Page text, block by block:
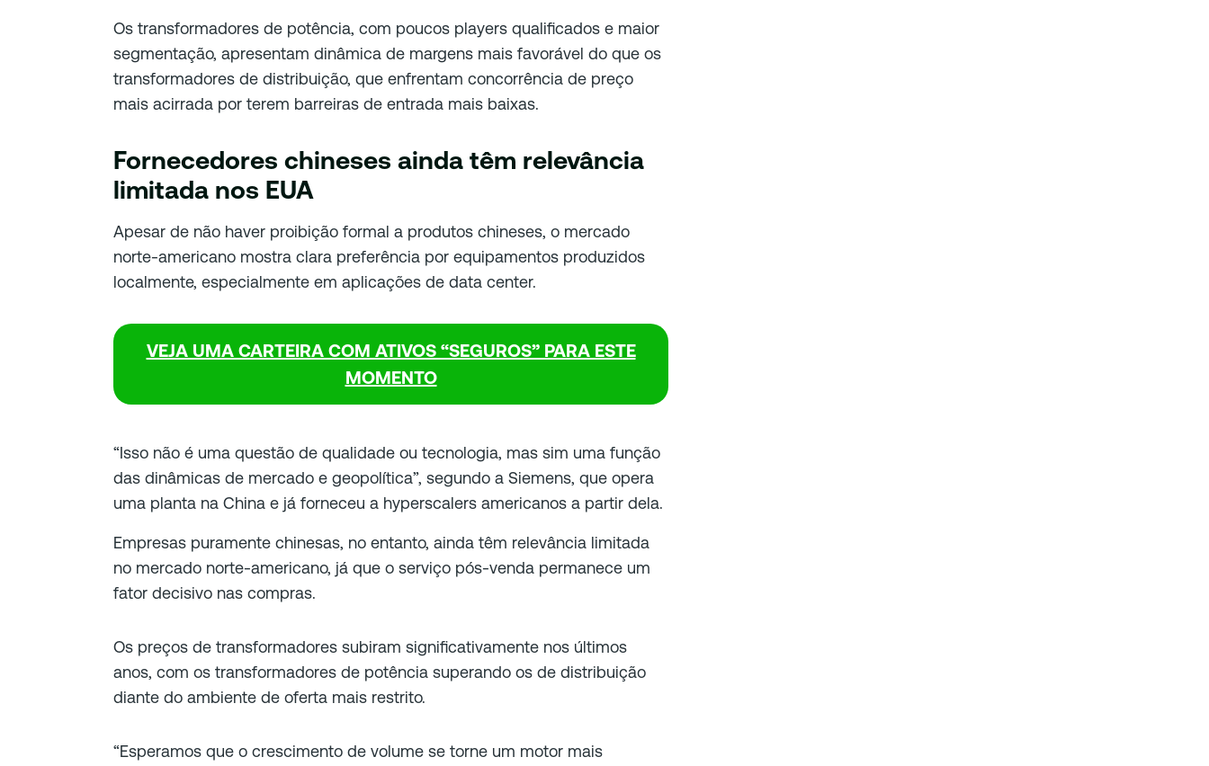
Os transformadores de potência, com poucos players qualificados e maior
segmentação, apresentam dinâmica de margens mais favorável do que os
transformadores de distribuição, que enfrentam concorrência de preço
mais acirrada por terem barreiras de entrada mais baixas.
Fornecedores chineses ainda têm relevância
limitada nos EUA
Apesar de não haver proibição formal a produtos chineses, o mercado
norte-americano mostra clara preferência por equipamentos produzidos
localmente, especialmente em aplicações de data center.
VEJA UMA CARTEIRA COM ATIVOS “SEGUROS” PARA ESTE
MOMENTO
“Isso não é uma questão de qualidade ou tecnologia, mas sim uma função
das dinâmicas de mercado e geopolítica”, segundo a Siemens, que opera
uma planta na China e já forneceu a hyperscalers americanos a partir dela.
Empresas puramente chinesas, no entanto, ainda têm relevância limitada
no mercado norte-americano, já que o serviço pós-venda permanece um
fator decisivo nas compras.
Os preços de transformadores subiram significativamente nos últimos
anos, com os transformadores de potência superando os de distribuição
diante do ambiente de oferta mais restrito.
“Esperamos que o crescimento de volume se torne um motor mais